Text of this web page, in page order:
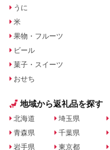
うに
米
果物・フルーツ
ビール
菓子・スイーツ
おせち
地域から返礼品を探す
北海道
青森県
岩手県
埼玉県
千葉県
東京都